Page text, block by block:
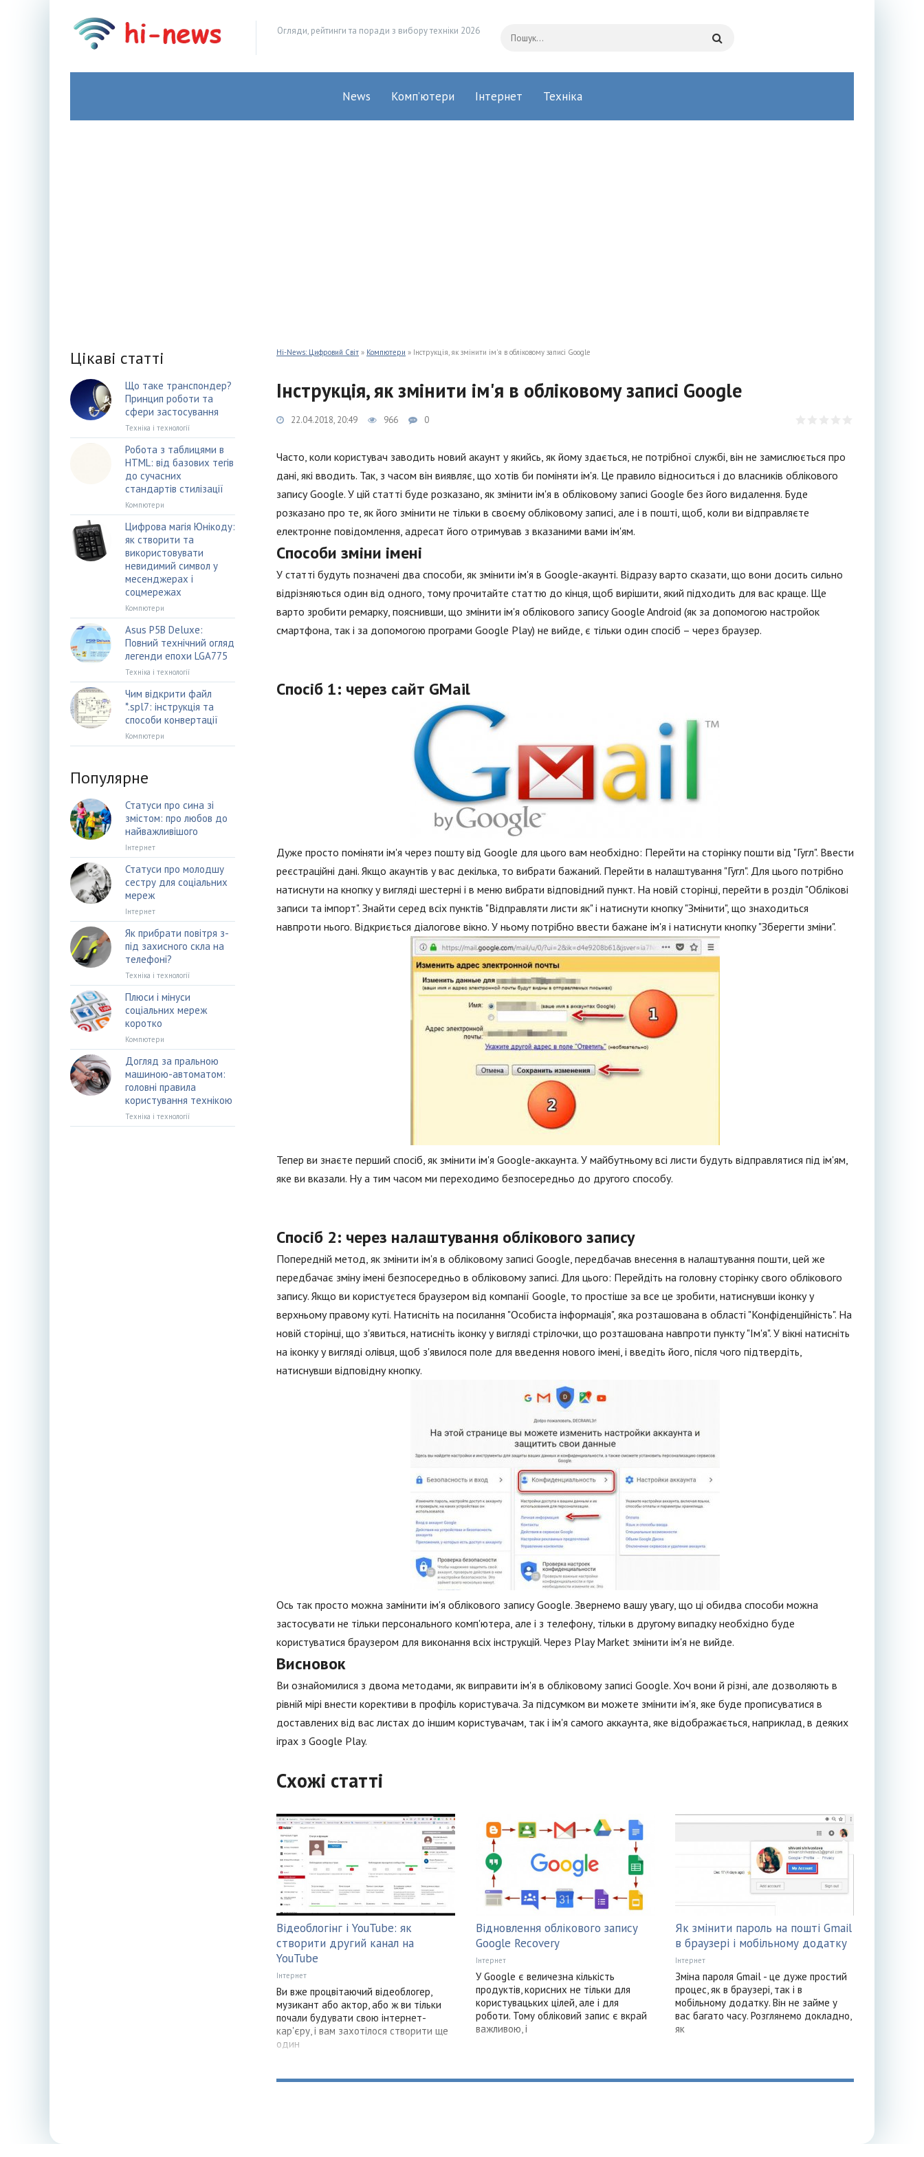
Огляди, рейтинги та поради з вибору техніки 2026
News Комп’ютери Інтернет Техніка
Hi-News: Цифровий Світ » Компютери » Інструкція, як змінити ім'я в обліковому записі Google
Інструкція, як змінити ім'я в обліковому записі Google
22.04.2018, 20:49 966 0
Часто, коли користувач заводить новий акаунт у якийсь, як йому здається, не потрібної службі, він не замислюється про
дані, які вводить. Так, з часом він виявляє, що хотів би поміняти ім'я. Це правило відноситься і до власників облікового
запису Google. У цій статті буде розказано, як змінити ім'я в обліковому записі Google без його видалення. Буде
розказано про те, як його змінити не тільки в своєму обліковому записі, але і в пошті, щоб, коли ви відправляєте
електронне повідомлення, адресат його отримував з вказаними вами ім'ям.
Способи зміни імені
У статті будуть позначені два способи, як змінити ім'я в Google-акаунті. Відразу варто сказати, що вони досить сильно
відрізняються один від одного, тому прочитайте статтю до кінця, щоб вирішити, який підходить для вас краще. Ще
варто зробити ремарку, пояснивши, що змінити ім'я облікового запису Google Android (як за допомогою настройок
смартфона, так і за допомогою програми Google Play) не вийде, є тільки один спосіб – через браузер.
Спосіб 1: через сайт GMail
Дуже просто поміняти ім'я через пошту від Google для цього вам необхідно: Перейти на сторінку пошти від "Гугл". Ввести
реєстраційні дані. Якщо акаунтів у вас декілька, то вибрати бажаний. Перейти в налаштування "Гугл". Для цього потрібно
натиснути на кнопку у вигляді шестерні і в меню вибрати відповідний пункт. На новій сторінці, перейти в розділ "Облікові
записи та імпорт". Знайти серед всіх пунктів "Відправляти листи як" і натиснути кнопку "Змінити", що знаходиться
навпроти нього. Відкриється діалогове вікно. У ньому потрібно ввести бажане ім'я і натиснути кнопку "Зберегти зміни".
Тепер ви знаєте перший спосіб, як змінити ім'я Google-аккаунта. У майбутньому всі листи будуть відправлятися під ім'ям,
яке ви вказали. Ну а тим часом ми переходимо безпосередньо до другого способу.
Спосіб 2: через налаштування облікового запису
Попередній метод, як змінити ім'я в обліковому записі Google, передбачав внесення в налаштування пошти, цей же
передбачає зміну імені безпосередньо в обліковому записі. Для цього: Перейдіть на головну сторінку свого облікового
запису. Якщо ви користуєтеся браузером від компанії Google, то простіше за все це зробити, натиснувши іконку у
верхньому правому куті. Натисніть на посилання "Особиста інформація", яка розташована в області "Конфіденційність". На
новій сторінці, що з'явиться, натисніть іконку у вигляді стрілочки, що розташована навпроти пункту "Ім'я". У вікні натисніть
на іконку у вигляді олівця, щоб з'явилося поле для введення нового імені, і введіть його, після чого підтвердіть,
натиснувши відповідну кнопку.
Ось так просто можна замінити ім'я облікового запису Google. Звернемо вашу увагу, що ці обидва способи можна
застосувати не тільки персонального комп'ютера, але і з телефону, тільки в другому випадку необхідно буде
користуватися браузером для виконання всіх інструкцій. Через Play Market змінити ім'я не вийде.
Висновок
Ви ознайомилися з двома методами, як виправити ім'я в обліковому записі Google. Хоч вони й різні, але дозволяють в
рівній мірі внести корективи в профіль користувача. За підсумком ви можете змінити ім'я, яке буде прописуватися в
доставлених від вас листах до іншим користувачам, так і ім'я самого аккаунта, яке відображається, наприклад, в деяких
іграх з Google Play.
Схожі статті
Відеоблогінг і YouTube: як
створити другий канал на
YouTube
Інтернет
Ви вже процвітаючий відеоблогер,
музикант або актор, або ж ви тільки
почали будувати свою інтернет-
кар'єру, і вам захотілося створити ще
один
Відновлення облікового запису
Google Recovery
Інтернет
У Google є величезна кількість
продуктів, корисних не тільки для
користувацьких цілей, але і для
роботи. Тому обліковий запис є вкрай
важливою, і
Як змінити пароль на пошті Gmail
в браузері і мобільному додатку
Інтернет
Зміна пароля Gmail - це дуже простий
процес, як в браузері, так і в
мобільному додатку. Він не займе у
вас багато часу. Розглянемо докладно,
як
Цікаві статті
Що таке транспондер?
Принцип роботи та
сфери застосування
Техніка і технології
Робота з таблицями в
HTML: від базових тегів
до сучасних
стандартів стилізації
Компютери
Цифрова магія Юнікоду:
як створити та
використовувати
невидимий символ у
месенджерах і
соцмережах
Компютери
Asus P5B Deluxe:
Повний технічний огляд
легенди епохи LGA775
Техніка і технології
Чим відкрити файл
*.spl7: інструкція та
способи конвертації
Компютери
Популярне
Статуси про сина зі
змістом: про любов до
найважливішого
Інтернет
Статуси про молодшу
сестру для соціальних
мереж
Інтернет
Як прибрати повітря з-
під захисного скла на
телефоні?
Техніка і технології
Плюси і мінуси
соціальних мереж
коротко
Компютери
Догляд за пральною
машиною-автоматом:
головні правила
користування технікою
Техніка і технології